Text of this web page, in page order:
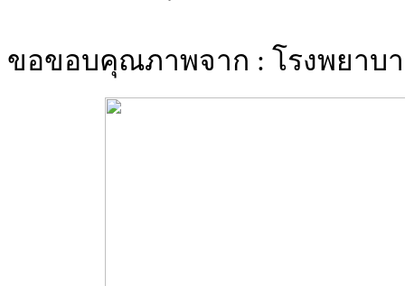
ขอขอบคุณภาพจาก : โรงพยาบ